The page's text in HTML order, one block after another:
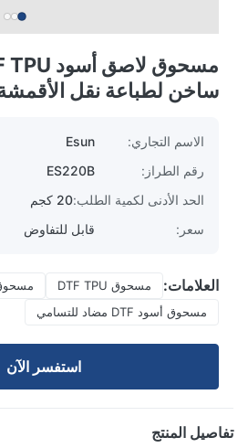
ساخن لطباعة نقل الأقمشة
الاسم التجاري:
رقم الطراز:
ES220B
الحد الأدنى لكمية الطلب:20 كجم
قابل للتفاوض
العلامات: مسحوق DTF TPU
مسحوق TPU أسود DTF
مسحوق أسود DTF مضاد للتسامي
استفسر الآن
المنتج